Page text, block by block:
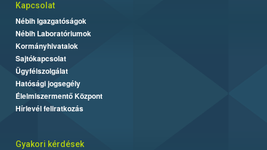
Kapcsolat
Nébih Igazgatóságok
Nébih Laboratóriumok
Kormányhivatalok
Sajtókapcsolat
Ügyfélszolgálat
Hatósági jogsegély
Élelmiszermentő Központ
Hírlevél feliratkozás
Gyakori kérdések